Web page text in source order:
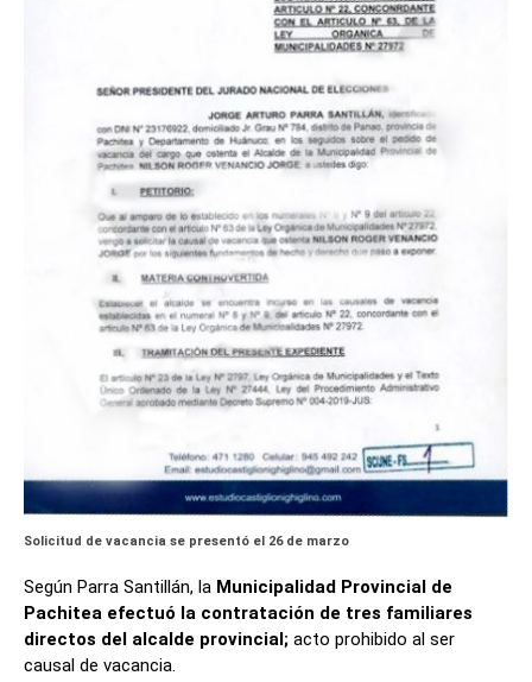
Solicitud de vacancia se presentó el 26 de marzo
Según Parra Santillán, la Municipalidad Provincial de
Pachitea efectuó la contratación de tres familiares
directos del alcalde provincial; acto prohibido al ser
causal de vacancia.